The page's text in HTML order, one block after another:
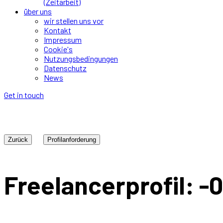
über uns
wir stellen uns vor
Kontakt
Impressum
Cookie's
Nutzungsbedingungen
Datenschutz
News
Get in touch
Zurück
Freelancerprofil: -